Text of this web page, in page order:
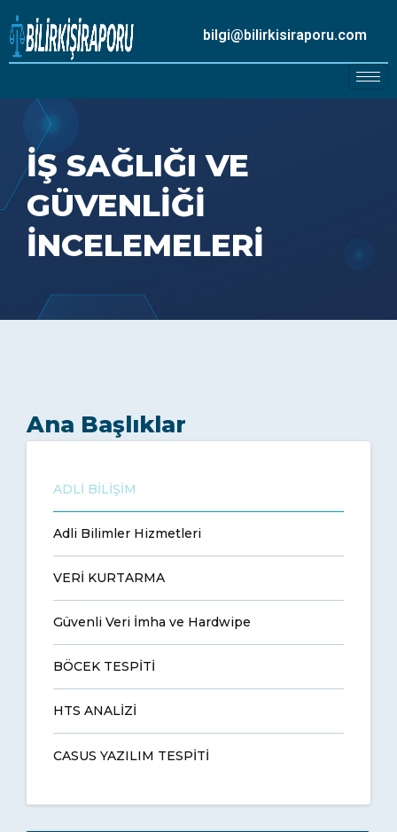
bilgi@bilirkisiraporu.com
İŞ SAĞLIĞI VE
GÜVENLIĞI
İNCELEMELERI
Ana Başlıklar
ADLİ BİLİŞİM
Adli Bilimler Hizmetleri
VERİ KURTARMA
Güvenli Veri İmha ve Hardwipe
BÖCEK TESPİTİ
HTS ANALİZİ
CASUS YAZILIM TESPİTİ